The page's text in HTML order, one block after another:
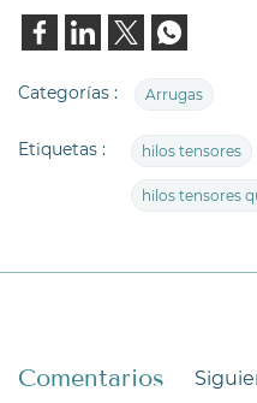
Categorías : Arrugas
Etiquetas : hilos tensores
hilos tensores
Comentarios